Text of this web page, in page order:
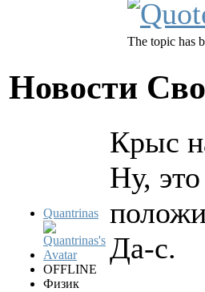
The topic has
Новости
Quantrinas
OFFLINE
Физик
Крыс
Ну,
Да-с.